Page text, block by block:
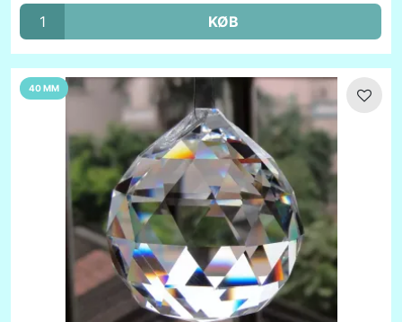
KØB
40 MM